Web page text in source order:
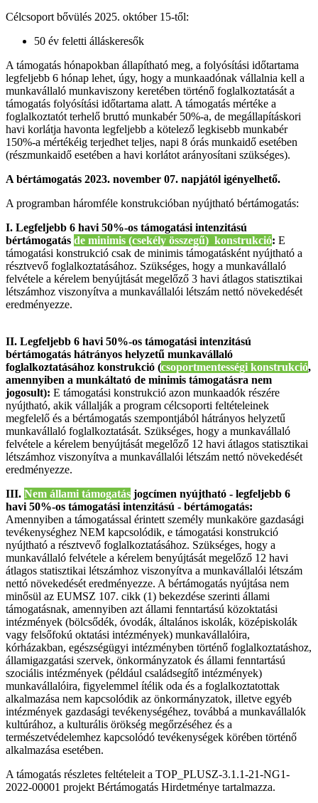
Célcsoport bővülés 2025. október 15-től:
50 év feletti álláskeresők
A támogatás hónapokban állapítható meg, a folyósítási időtartama
legfeljebb 6 hónap lehet, úgy, hogy a munkaadónak vállalnia kell a
munkavállaló munkaviszony keretében történő foglalkoztatását a
támogatás folyósítási időtartama alatt. A támogatás mértéke a
foglalkoztatót terhelő bruttó munkabér 50%-a, de megállapításkori
havi korlátja havonta legfeljebb a kötelező legkisebb munkabér
150%-a mértékéig terjedhet teljes, napi 8 órás munkaidő esetében
(részmunkaidő esetében a havi korlátot arányosítani szükséges).
A bértámogatás 2023. november 07. napjától igényelhető.
A programban háromféle konstrukcióban nyújtható bértámogatás:
I. Legfeljebb 6 havi 50%-os támogatási intenzitású
bértámogatás de minimis (csekély összegű) konstrukció: E
támogatási konstrukció csak de minimis támogatásként nyújtható a
résztvevő foglalkoztatásához. Szükséges, hogy a munkavállaló
felvétele a kérelem benyújtását megelőző 3 havi átlagos statisztikai
létszámhoz viszonyítva a munkavállalói létszám nettó növekedését
eredményezze.
II. Legfeljebb 6 havi 50%-os támogatási intenzitású
bértámogatás hátrányos helyzetű munkavállaló
foglalkoztatásához konstrukció (csoportmentességi konstrukció,
amennyiben a munkáltató de minimis támogatásra nem
jogosult): E támogatási konstrukció azon munkaadók részére
nyújtható, akik vállalják a program célcsoporti feltételeinek
megfelelő és a bértámogatás szempontjából hátrányos helyzetű
munkavállaló foglalkoztatását. Szükséges, hogy a munkavállaló
felvétele a kérelem benyújtását megelőző 12 havi átlagos statisztikai
létszámhoz viszonyítva a munkavállalói létszám nettó növekedését
eredményezze.
III. Nem állami támogatás jogcímen nyújtható - legfeljebb 6
havi 50%-os támogatási intenzitású - bértámogatás:
Amennyiben a támogatással érintett személy munkaköre gazdasági
tevékenységhez NEM kapcsolódik, e támogatási konstrukció
nyújtható a résztvevő foglalkoztatásához. Szükséges, hogy a
munkavállaló felvétele a kérelem benyújtását megelőző 12 havi
átlagos statisztikai létszámhoz viszonyítva a munkavállalói létszám
nettó növekedését eredményezze. A bértámogatás nyújtása nem
minősül az EUMSZ 107. cikk (1) bekezdése szerinti állami
támogatásnak, amennyiben azt állami fenntartású közoktatási
intézmények (bölcsődék, óvodák, általános iskolák, középiskolák
vagy felsőfokú oktatási intézmények) munkavállalóira,
kórházakban, egészségügyi intézményben történő foglalkoztatáshoz,
államigazgatási szervek, önkormányzatok és állami fenntartású
szociális intézmények (például családsegítő intézmények)
munkavállalóira, figyelemmel ítélik oda és a foglalkoztatottak
alkalmazása nem kapcsolódik az önkormányzatok, illetve egyéb
intézmények gazdasági tevékenységéhez, továbbá a munkavállalók
kultúrához, a kulturális örökség megőrzéséhez és a
természetvédelemhez kapcsolódó tevékenységek körében történő
alkalmazása esetében.
A támogatás részletes feltételeit a TOP_PLUSZ-3.1.1-21-NG1-
2022-00001 projekt Bértámogatás Hirdetménye tartalmazza.